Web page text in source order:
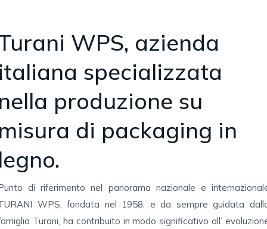
WPS, azienda
specializzata
produzione su
di packaging in
di riferimento nel panorama nazionale e
WPS, fondata nel 1958, e da sempre guidata
Turani, ha contribuito in modo significativo all’